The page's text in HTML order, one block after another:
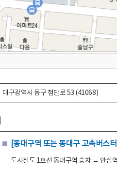
대구광역시 동구 첨단로 53 (41068)
[동대구역 또는 동대구 고속버스
도시철도 1호선 동대구역 승차 → 안심